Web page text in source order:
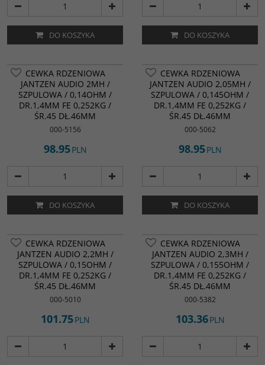
DO KOSZYKA DO KOSZYKA
CEWKA RDZENIOWA
JANTZEN AUDIO 2MH /
SZPULOWA / 0,14OHM /
DR.1,4MM FE 0,252KG /
ŚR.45 DŁ.46MM
000-5156
98.95PLN
DO KOSZYKA
CEWKA RDZENIOWA
JANTZEN AUDIO 2,05MH /
SZPULOWA / 0,145OHM /
DR.1,4MM FE 0,252KG /
ŚR.45 DŁ.46MM
000-5062
98.95PLN
DO KOSZYKA
CEWKA RDZENIOWA
JANTZEN AUDIO 2,2MH /
SZPULOWA / 0,15OHM /
DR.1,4MM FE 0,252KG /
ŚR.45 DŁ.46MM
000-5010
101.75PLN
CEWKA RDZENIOWA
JANTZEN AUDIO 2,3MH /
SZPULOWA / 0,155OHM /
DR.1,4MM FE 0,252KG /
ŚR.45 DŁ.46MM
000-5382
103.36PLN